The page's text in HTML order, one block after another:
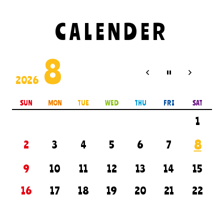
CALENDER
2026 8
SUN MON TUE WED THU FRI SAT
1
2
3 4 5 6 7 8
9 10 11 12 13 14
15
16
17 18 19 20 21 22